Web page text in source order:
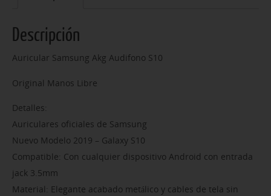
Descripción
Auricular Samsung Akg Audifono S10
Original Manos Libre
Detalles:
Auriculares oficiales de Samsung
Nuevo Modelo 2019 – Galaxy S10
Compatible: Con cualquier dispositivo Android con entrada
jack 3.5mm
Material: Elegante acabado metálico y cables de tela sin